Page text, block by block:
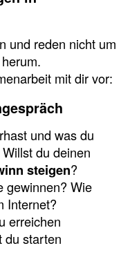
und reden nicht um
mit dir vor:
und was du
du deinen
steigen?
gewinnen? Wie
Internet?
erreichen
du starten